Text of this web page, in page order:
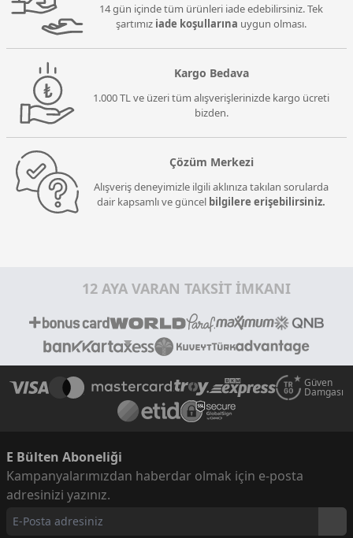
14 gün içinde tüm ürünleri iade edebilirsiniz. Tek
şartımız iade koşullarına uygun olması.
Kargo Bedava
1.000 TL ve üzeri tüm alışverişlerinizde kargo ücreti
bizden.
Çözüm Merkezi
Alışveriş deneyimizle ilgili aklınıza takılan sorularda
dair kapsamlı ve güncel bilgilere erişebilirsiniz.
12 AYA VARAN TAKSİT İMKANI
Güven
Damgası
E Bülten Aboneliği
Kampanyalarımızdan haberdar olmak için e-posta
adresinizi yazınız.